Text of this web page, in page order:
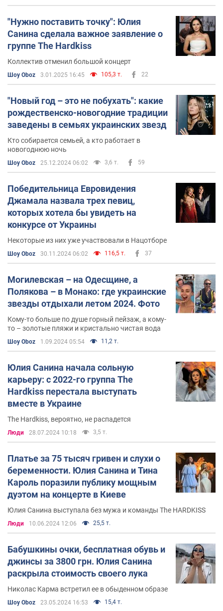
"Нужно поставить точку": Юлия
Санина сделала важное заявление о
группе The Hardkiss
Коллектив отменил большой концерт
Шоу Oboz 3.01.2025 16:45 105,3 т. 22
"Новый год – это не побухать": какие
рождественско-новогодние традиции
заведены в семьях украинских звезд
Кто собирается семьей, а кто работает в
новогоднюю ночь
Шоу Oboz 25.12.2024 06:02 3,6 т. 59
Победительница Евровидения
Джамала назвала трех певиц,
которых хотела бы увидеть на
конкурсе от Украины
Некоторые из них уже участвовали в Нацотборе
Шоу Oboz 30.11.2024 06:02 116,5 т. 37
Могилевская – на Одесщине, а
Полякова – в Монако: где украинские
звезды отдыхали летом 2024. Фото
Кому-то больше по душе горный пейзаж, а кому-
то – золотые пляжи и кристально чистая вода
Шоу Oboz 1.09.2024 05:54 11,2 т.
Юлия Санина начала сольную
карьеру: с 2022-го группа The
Hardkiss перестала выступать
вместе в Украине
The Hardkiss, вероятно, не распадется
Люди 28.07.2024 10:18 3,5 т.
Платье за 75 тысяч гривен и слухи о
беременности. Юлия Санина и Тина
Кароль поразили публику мощным
дуэтом на концерте в Киеве
Юлия Санина выступала без мужа и команды The HARDKISS
Люди 10.06.2024 12:06 25,5 т.
Бабушкины очки, бесплатная обувь и
джинсы за 3800 грн. Юлия Санина
раскрыла стоимость своего лука
Николас Карма встретил ее в обыденном образе
Шоу Oboz 23.05.2024 16:53 15,4 т.